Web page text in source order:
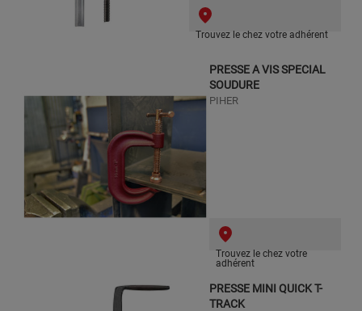
Trouvez le chez votre adhérent
PRESSE A VIS SPECIAL
SOUDURE
PIHER
Trouvez le chez votre
adhérent
PRESSE MINI QUICK T-
TRACK